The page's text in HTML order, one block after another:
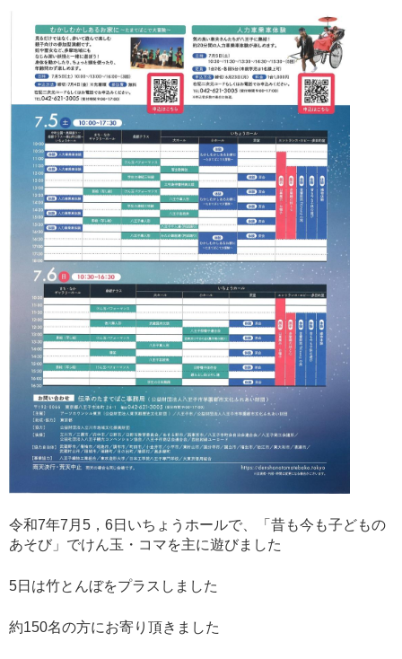
令和7年7月5，6日いちょうホールで、「昔も今も子どもの
あそび」でけん玉・コマを主に遊びました
5日は竹とんぼをプラスしました
約150名の方にお寄り頂きました